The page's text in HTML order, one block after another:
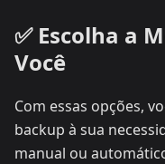
✅ Escolha a
Você
Com essas opções,
backup à sua
manual ou